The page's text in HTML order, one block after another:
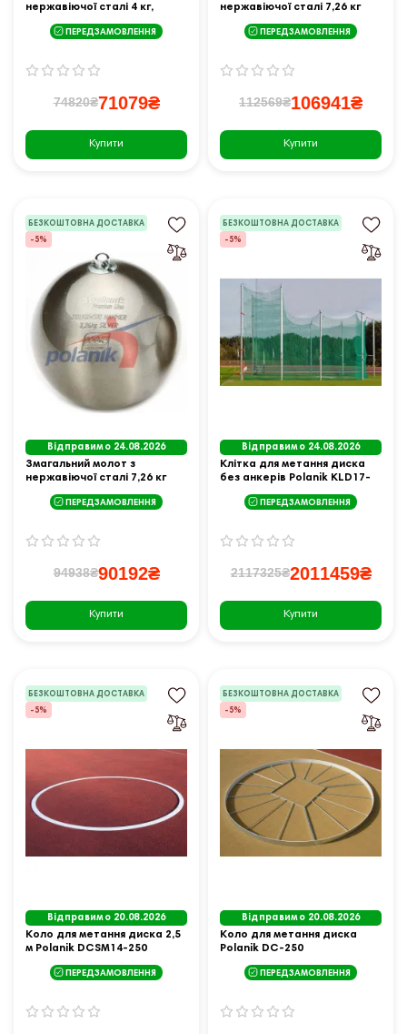
нержавіючої сталі 4 кг,
Hammer, IAAF I-10-0465
ПЕРЕДЗАМОВЛЕННЯ
74820₴71079₴
Купити
нержавіючої сталі 7,26 кг
Ziolkowski Hammer SILVER,
ПЕРЕДЗАМОВЛЕННЯ
112569₴106941₴
Купити
БЕЗКОШТОВНА ДОСТАВКА
-5%
Відправимо 24.08.2026
Змагальний молот з
нержавіючої сталі 7,26 кг
Ziolkowski Hammer SILVER,
ПЕРЕДЗАМОВЛЕННЯ
94938₴90192₴
Купити
БЕЗКОШТОВНА ДОСТАВКА
-5%
Відправимо 24.08.2026
Клітка для метання диска
без анкерів Polanik KLD17-
ПЕРЕДЗАМОВЛЕННЯ
2117325₴2011459₴
Купити
БЕЗКОШТОВНА ДОСТАВКА
-5%
Відправимо 20.08.2026
Коло для метання диска 2,5
м Polanik DCSM14-250
ПЕРЕДЗАМОВЛЕННЯ
БЕЗКОШТОВНА ДОСТАВКА
-5%
Відправимо 20.08.2026
Коло для метання диска
Polanik DC-250
ПЕРЕДЗАМОВЛЕННЯ